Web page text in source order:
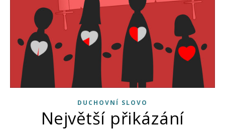
DUCHOVNÍ SLOVO
Největší přikázání